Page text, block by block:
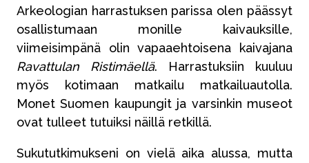
Arkeologian harrastuksen parissa olen päässyt
osallistumaan monille kaivauksille,
viimeisimpänä olin vapaaehtoisena kaivajana
Ravattulan Ristimäellä. Harrastuksiin kuuluu
myös kotimaan matkailu matkailuautolla.
Monet Suomen kaupungit ja varsinkin museot
ovat tulleet tutuiksi näillä retkillä.
Sukututkimukseni on vielä aika alussa, mutta